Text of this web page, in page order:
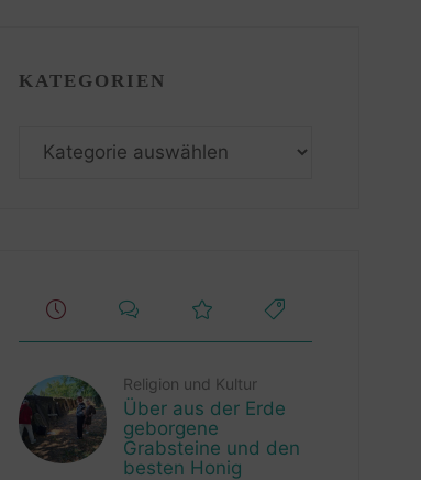
KATEGORIEN
Kategorien
Religion und Kultur
Über aus der Erde
geborgene
Grabsteine und den
besten Honig